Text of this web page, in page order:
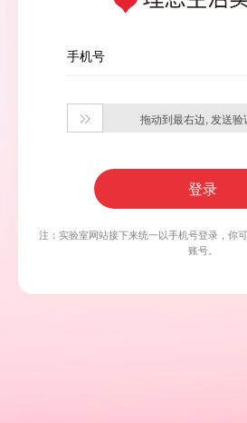
手机号
 拖动到最右边, 发送验
登录
注：实验室网站接下来统一以手机号登录，你
账号。